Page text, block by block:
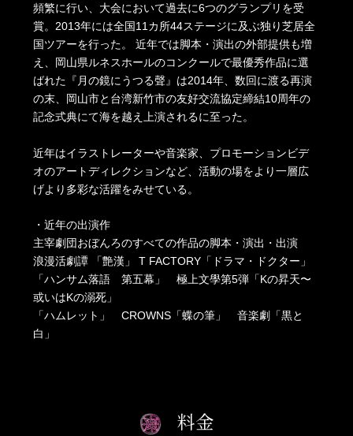
頻繁に行い、大会において過去に6つのグランプリを受
賞。2013年には全国11カ所44ステージに及ぶ独り芝居全
国ツアーを行った。 近年では脚本・演出の外部提供も増
え、岡山県ルネスホールのコンクールで最優秀作品に選
ばれた『月の鏡にうつる聲』は2014年、数回に渡る再演
の末、岡山市と台湾新竹市の友好交流協定締結10周年の
記念式典にて海を越え上演されるに至った。
近年はイラストレーターや音楽家、プロモーションビデ
オのアートディレクションなど、活動の場をより一層広
げより多彩な活躍をみせている。
・近年の出演作
主宰劇団おぼんろのすべての作品の脚本・演出・出演
浪漫活劇譚 「艶漢」 T FACTORY「ドラマ・ドクター」
「ハンサム落語 第五幕」 極上文學第5弾「Kの昇天〜
或いはKの溺死」
「ハムレット」 CROWNS「蝶の筆」 音楽劇「黒と
白」
料金